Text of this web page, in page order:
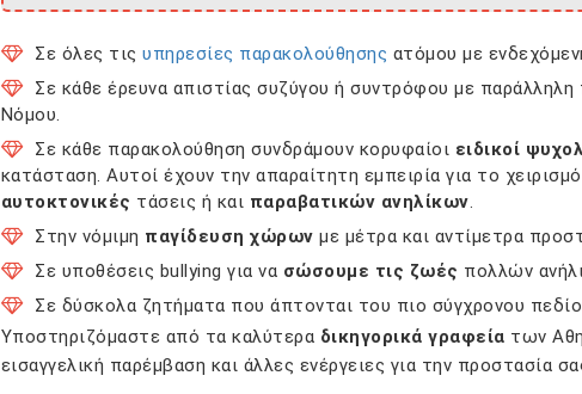
Σε όλες τις υπηρεσίες παρακολούθησης ατόμου με
Σε κάθε έρευνα απιστίας συζύγου ή συντρόφου με
Νόμου.
Σε κάθε παρακολούθηση συνδράμουν κορυφαίοι ειδικοί
κατάσταση. Αυτοί έχουν την απαραίτητη εμπειρία για το
αυτοκτονικές τάσεις ή και παραβατικών ανηλίκων.
Στην νόμιμη παγίδευση χώρων με μέτρα και αντίμετρα
Σε υποθέσεις bullying για να σώσουμε τις ζωές πολλών
Σε δύσκολα ζητήματα που άπτονται του πιο σύγχρονου
Υποστηριζόμαστε από τα καλύτερα δικηγορικά γραφεία των
εισαγγελική παρέμβαση και άλλες ενέργειες για την προστασία